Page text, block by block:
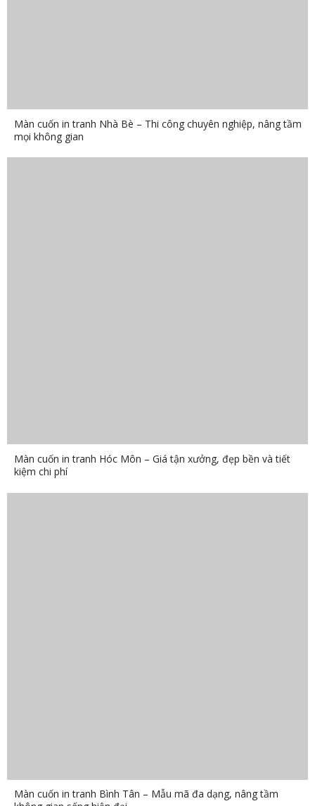
Màn cuốn in tranh Nhà Bè – Thi công chuyên nghiệp, nâng tầm
mọi không gian
Màn cuốn in tranh Hóc Môn – Giá tận xưởng, đẹp bền và tiết
kiệm chi phí
Màn cuốn in tranh Bình Tân – Mẫu mã đa dạng, nâng tầm